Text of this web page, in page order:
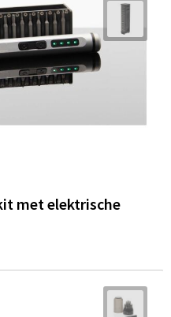
met elektrische